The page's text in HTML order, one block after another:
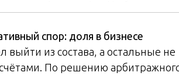
спор: доля в бизнесе
выйти из состава, а остальные не
По решению